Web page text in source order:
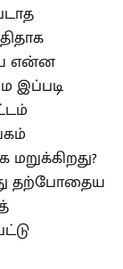
என்ன
இப்படி
தற்போதைய